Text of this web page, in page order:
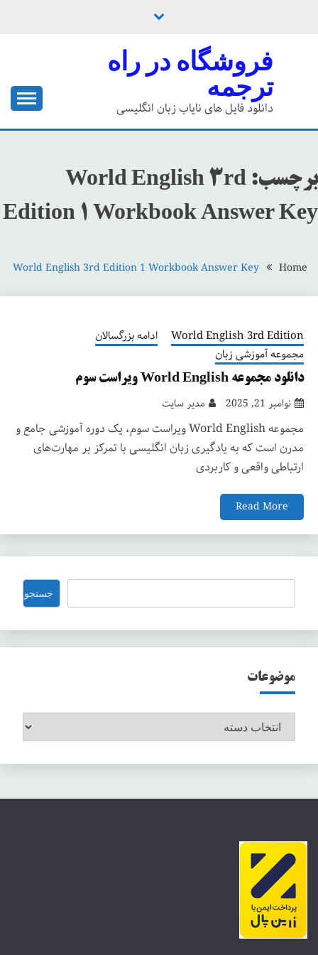
فروشگاه در راه
ترجمه
دانلود فایل های نایاب زبان انگلیسی
برچسب: World English 3rd
Edition 1 Workbook Answer Key
Home
World English 3rd Edition 1 Workbook Answer Key
World English 3rd Edition
ادامه بزرگسالان
مجموعه آموزشی زبان
دانلود مجموعه World English ویراست سوم
نوامبر 21, 2025 مدیر سایت
مجموعه World English ویراست سوم، یک دوره آموزشی جامع و
مدرن است که به یادگیری زبان انگلیسی با تمرکز بر مهارت‌های
ارتباطی واقعی و کاربردی
Read More
جستجو جستجو
موضوعات
موضوعات